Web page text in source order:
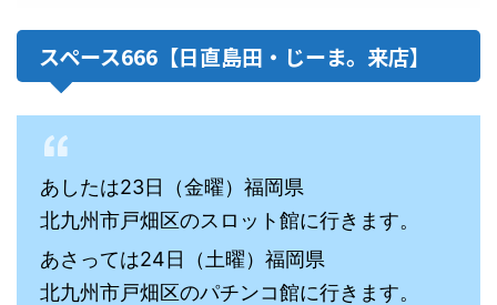
スペース666【日直島田・じーま。来店】
あしたは23日（金曜）福岡県
北九州市戸畑区のスロット館に行きます。
あさっては24日（土曜）福岡県
北九州市戸畑区のパチンコ館に行きます。